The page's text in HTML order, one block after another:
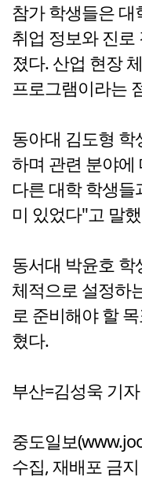
참가 학생들은 대
취업 정보와 진
졌다. 산업 현장
프로그램이라는
동아대 김도형 학
하며 관련 분야에
다른 대학 학생들
미 있었다"고 말
동서대 박윤호
체적으로 설정하
로 준비해야 할
혔다.
부산=김성욱 기자
중도일보
수집, 재배포 금지